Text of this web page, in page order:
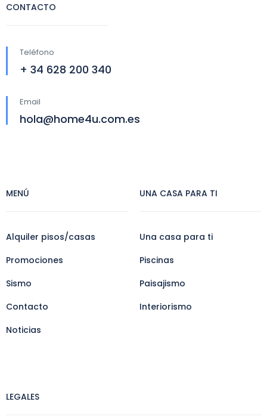
CONTACTO
Teléfono
+ 34 628 200 340
Email
hola@home4u.com.es
MENÚ
Alquiler pisos/casas
Promociones
Sismo
Contacto
Noticias
UNA CASA PARA TI
Una casa para ti
Piscinas
Paisajismo
Interiorismo
LEGALES